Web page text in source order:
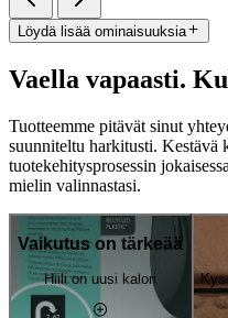
Löydä lisää ominaisuuksia
Vaella vapaasti.
Tuotteemme pitävät sinut
suunniteltu harkitusti. Kestävä
tuotekehitysprosessin
mielin valinnastasi.
Vaikutus on tärkeää
Hiili on uusi kalori